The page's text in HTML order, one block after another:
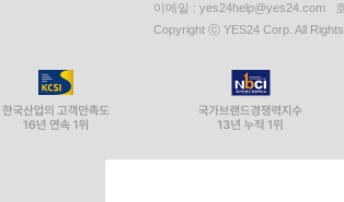
이메일 : yes24help@yes24.com
Copyright ⓒ YES24 Corp. All